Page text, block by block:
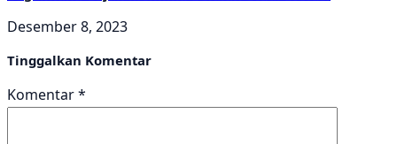
Desember 8, 2023
Tinggalkan Komentar
Komentar*